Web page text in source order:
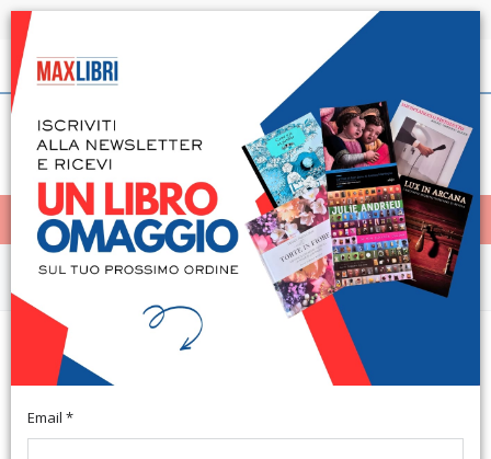
Spedizione in 24h per tutti i libri disponibili
Italiano
< Home
MENÙ
Disegni veneti della Collezione
Lugt
Email *